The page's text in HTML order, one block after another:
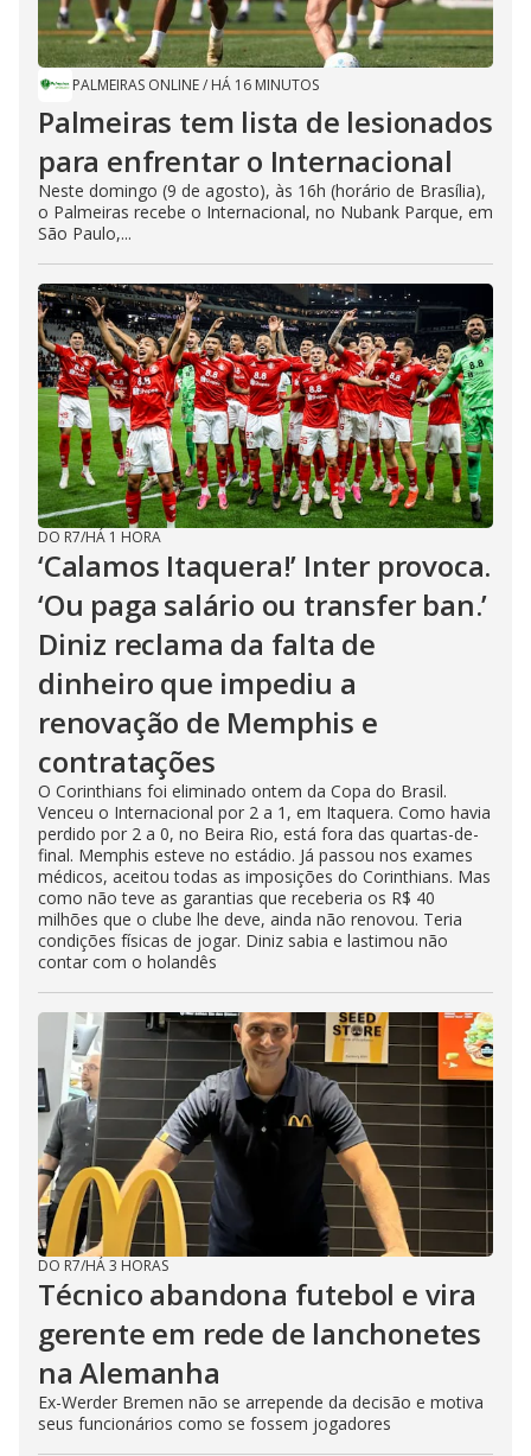
PALMEIRAS ONLINE/ HÁ 16 MINUTOS
Palmeiras tem lista de lesionados
para enfrentar o Internacional
Neste domingo (9 de agosto), às 16h (horário de Brasília),
o Palmeiras recebe o Internacional, no Nubank Parque, em
São Paulo,...
DO R7/HÁ 1 HORA
‘Calamos Itaquera!’ Inter provoca.
‘Ou paga salário ou transfer ban.’
Diniz reclama da falta de
dinheiro que impediu a
renovação de Memphis e
contratações
O Corinthians foi eliminado ontem da Copa do Brasil.
Venceu o Internacional por 2 a 1, em Itaquera. Como havia
perdido por 2 a 0, no Beira Rio, está fora das quartas-de-
final. Memphis esteve no estádio. Já passou nos exames
médicos, aceitou todas as imposições do Corinthians. Mas
como não teve as garantias que receberia os R$ 40
milhões que o clube lhe deve, ainda não renovou. Teria
condições físicas de jogar. Diniz sabia e lastimou não
contar com o holandês
DO R7/HÁ 3 HORAS
Técnico abandona futebol e vira
gerente em rede de lanchonetes
na Alemanha
Ex-Werder Bremen não se arrepende da decisão e motiva
seus funcionários como se fossem jogadores